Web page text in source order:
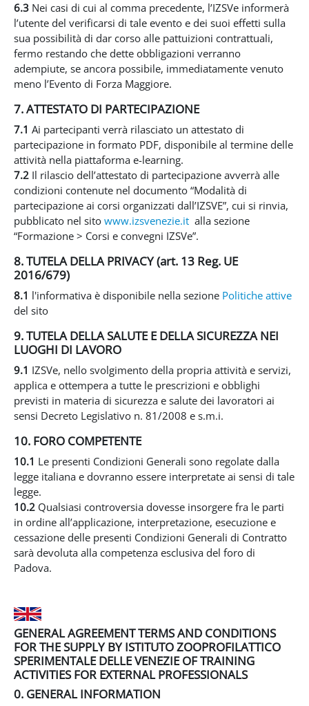
6.3 Nei casi di cui al comma precedente, l’IZSVe informerà
l’utente del verificarsi di tale evento e dei suoi effetti sulla
sua possibilità di dar corso alle pattuizioni contrattuali,
fermo restando che dette obbligazioni verranno
adempiute, se ancora possibile, immediatamente venuto
meno l’Evento di Forza Maggiore.
7. ATTESTATO DI PARTECIPAZIONE
7.1 Ai partecipanti verrà rilasciato un attestato di
partecipazione in formato PDF, disponibile al termine delle
attività nella piattaforma e-learning.
7.2 Il rilascio dell’attestato di partecipazione avverrà alle
condizioni contenute nel documento “Modalità di
partecipazione ai corsi organizzati dall’IZSVE”, cui si rinvia,
pubblicato nel sito www.izsvenezie.it alla sezione
“Formazione > Corsi e convegni IZSVe”.
8. TUTELA DELLA PRIVACY (art. 13 Reg. UE
2016/679)
8.1 l'informativa è disponibile nella sezione Politiche attive
del sito
9. TUTELA DELLA SALUTE E DELLA SICUREZZA NEI
LUOGHI DI LAVORO
9.1 IZSVe, nello svolgimento della propria attività e servizi,
applica e ottempera a tutte le prescrizioni e obblighi
previsti in materia di sicurezza e salute dei lavoratori ai
sensi Decreto Legislativo n. 81/2008 e s.m.i.
10. FORO COMPETENTE
10.1 Le presenti Condizioni Generali sono regolate dalla
legge italiana e dovranno essere interpretate ai sensi di tale
legge.
10.2 Qualsiasi controversia dovesse insorgere fra le parti
in ordine all’applicazione, interpretazione, esecuzione e
cessazione delle presenti Condizioni Generali di Contratto
sarà devoluta alla competenza esclusiva del foro di
Padova.
GENERAL AGREEMENT TERMS AND CONDITIONS
FOR THE SUPPLY BY ISTITUTO ZOOPROFILATTICO
SPERIMENTALE DELLE VENEZIE OF TRAINING
ACTIVITIES FOR EXTERNAL PROFESSIONALS
0. GENERAL INFORMATION